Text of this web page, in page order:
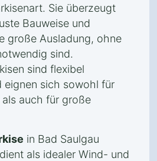
Sie überzeugt
Bauweise und
große Ausladung, ohne
sind.
sind flexibel
eignen sich sowohl für
als auch für große
in Bad Saulgau
als idealer Wind- und